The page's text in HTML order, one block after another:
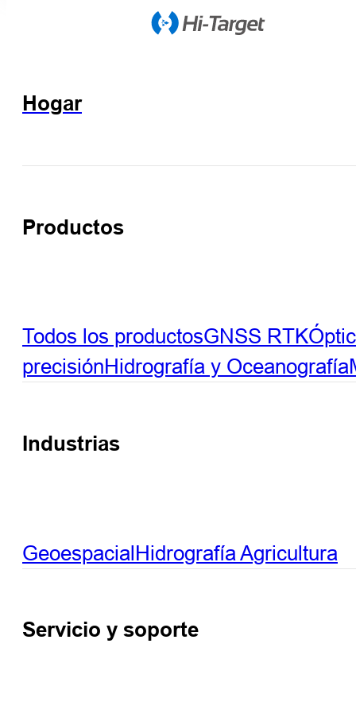
Hogar
Productos
Todos los productosGNSS RTK
precisiónHidrografía y Oceanografía
Industrias
GeoespacialHidrografíaAgricultura
Servicio y soporte